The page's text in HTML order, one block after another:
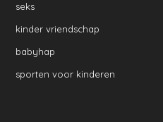
seks
kinder vriendschap
babyhap
sporten voor kinderen